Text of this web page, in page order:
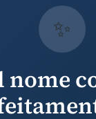
✨
nome